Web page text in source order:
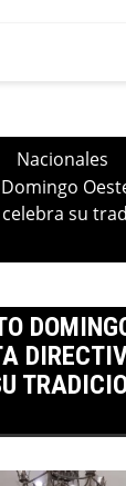
Nacionales
Domingo
celebra su